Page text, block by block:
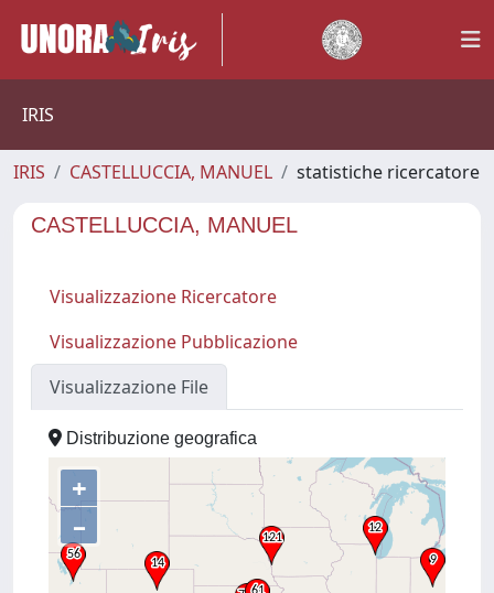
IRIS
IRIS CASTELLUCCIA, MANUEL statistiche ricercatore
CASTELLUCCIA, MANUEL
Visualizzazione Ricercatore
Visualizzazione Pubblicazione
Visualizzazione File
Distribuzione geografica
+
–